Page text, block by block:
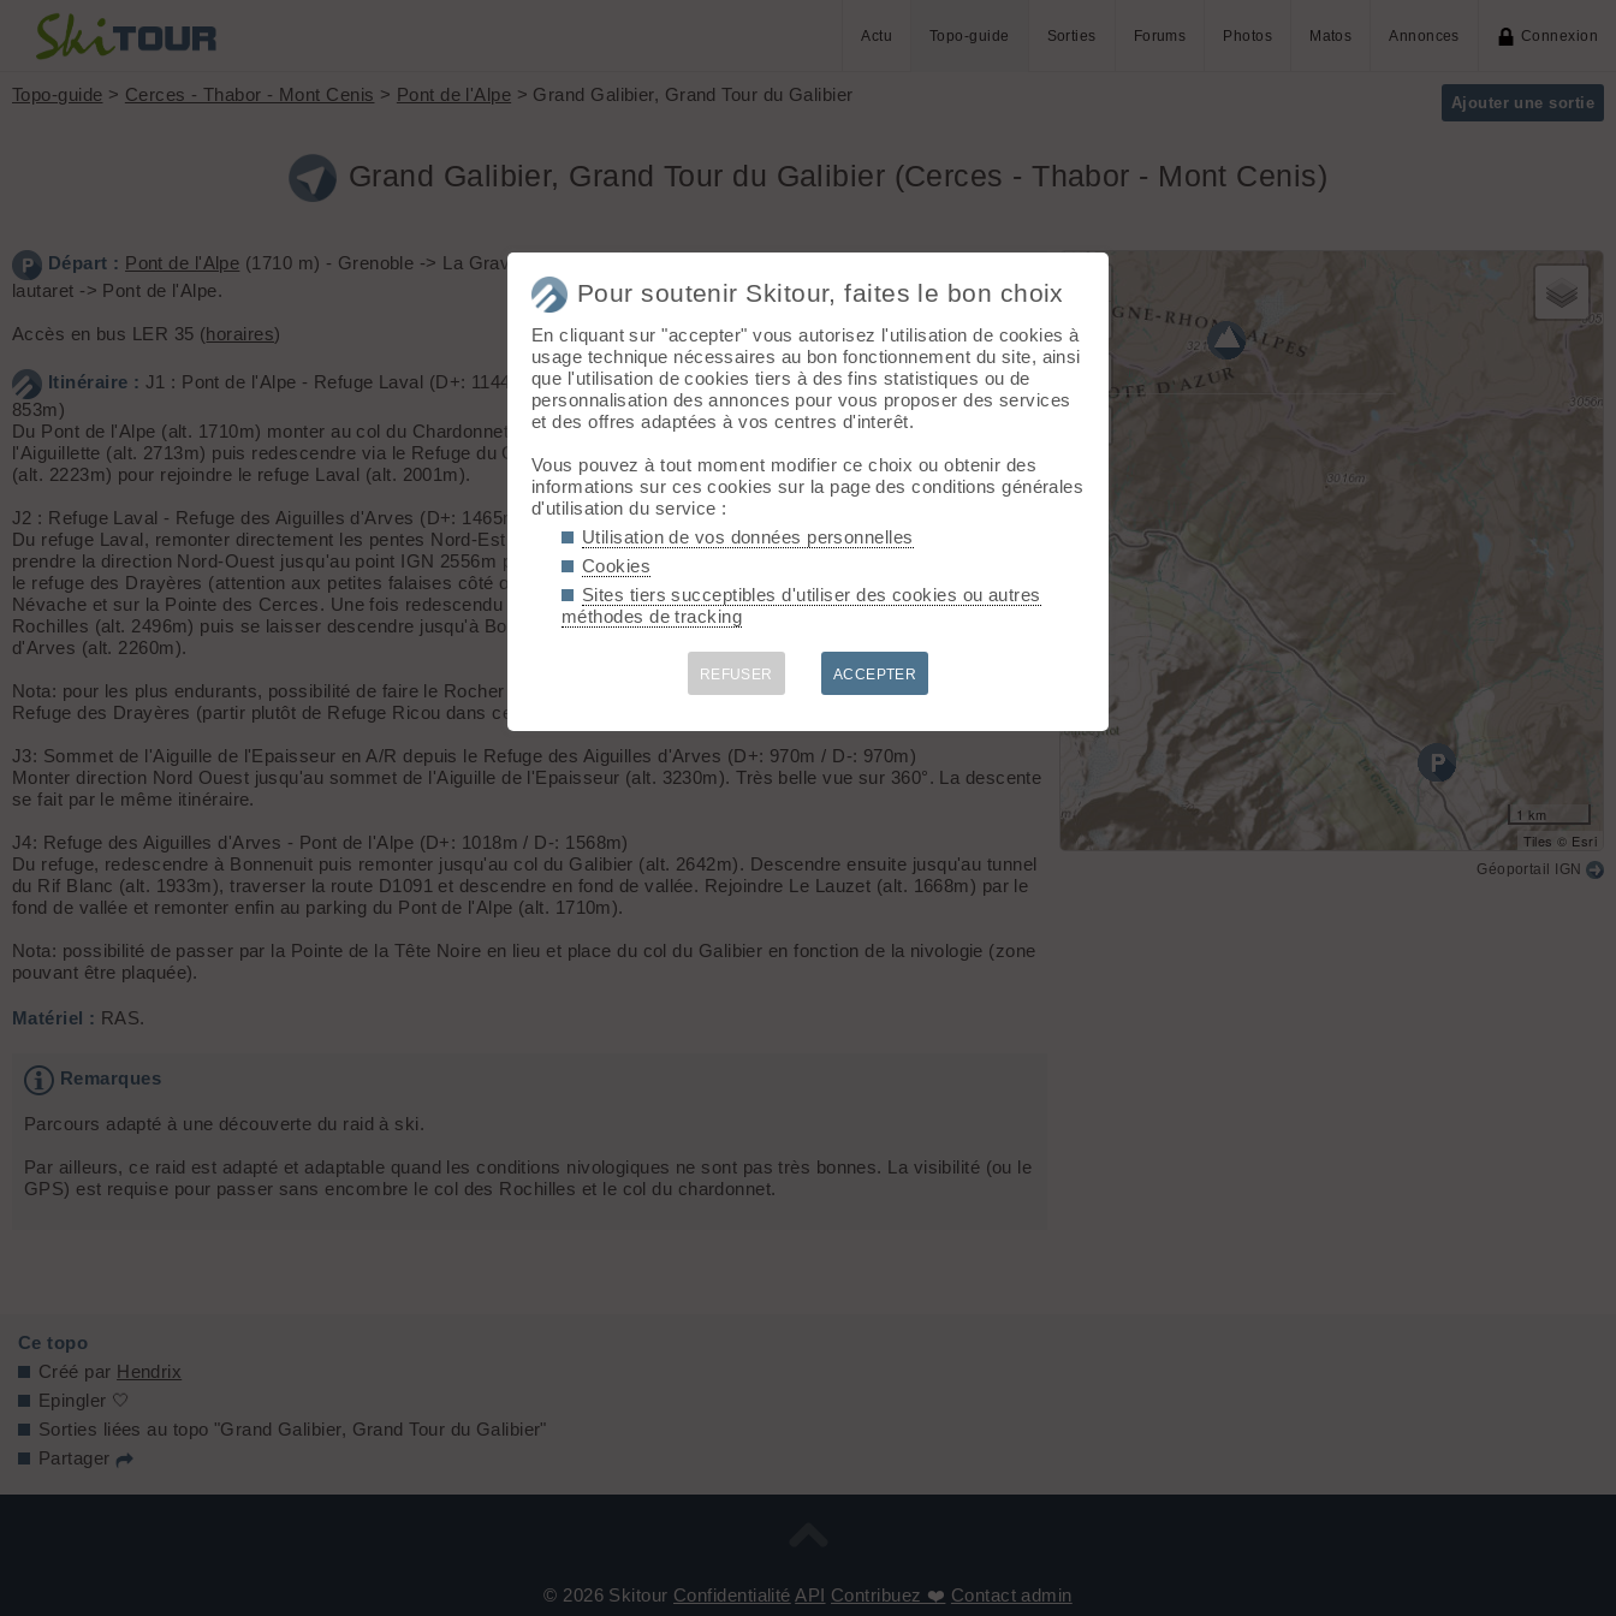
Actu Topo-guide Sorties Forums Photos Matos Annonces Connexion
Ajouter une sortie
Topo-guide > Cerces - Thabor - Mont Cenis > Pont de l'Alpe > Grand Galibier, Grand Tour du Galibier
Grand Galibier, Grand Tour du Galibier (Cerces - Thabor - Mont Cenis)
Sommet :
Grand Galibier (3228 m)
Dénivelé :
4597 m.
Difficulté de montée : R
Difficulté ski :2.2 E1
Pente : 30° max
Départ : Pont de l'Alpe (1710 m) - Grenoble -> La Grave -> Col du
lautaret -> Pont de l'Alpe.
Accès en bus LER 35 (horaires)
Itinéraire : J1 : Pont de l'Alpe - Refuge Laval (D+: 1144m / D-:
853m)
Du Pont de l'Alpe (alt. 1710m) monter au col du Chardonnet via le col de
l'Aiguillette (alt. 2713m) puis redescendre via le Refuge du Chardonnet
(alt. 2223m) pour rejoindre le refuge Laval (alt. 2001m).
J2 : Refuge Laval - Refuge des Aiguilles d'Arves (D+: 1465m / D-: 1206m)
Du refuge Laval, remonter directement les pentes Nord-Est en direction du Planiaud. Sur le replat (point IGN 2280m),
prendre la direction Nord-Ouest jusqu'au point IGN 2556m puis redescendre direction Nord-Ouest en visant le lac long puis
le refuge des Drayères (attention aux petites falaises côté ouest). Belle vue en balcon sur la partie haute de la vallée de
Névache et sur la Pointe des Cerces. Une fois redescendu au refuge des Drayères (alt. 2180m), remonter au col des
Rochilles (alt. 2496m) puis se laisser descendre jusqu'à Bonnenuit (alt. 1666m). Remonter enfin au Refuge des Aiguilles
d'Arves (alt. 2260m).
Nota: pour les plus endurants, possibilité de faire le Rocher de la Grande Tempête et de redescendre directement sur le
Refuge des Drayères (partir plutôt de Refuge Ricou dans ce cas).
J3: Sommet de l'Aiguille de l'Epaisseur en A/R depuis le Refuge des Aiguilles d'Arves (D+: 970m / D-: 970m)
Monter direction Nord Ouest jusqu'au sommet de l'Aiguille de l'Epaisseur (alt. 3230m). Très belle vue sur 360°. La descente
se fait par le même itinéraire.
J4: Refuge des Aiguilles d'Arves - Pont de l'Alpe (D+: 1018m / D-: 1568m)
Du refuge, redescendre à Bonnenuit puis remonter jusqu'au col du Galibier (alt. 2642m). Descendre ensuite jusqu'au tunnel
du Rif Blanc (alt. 1933m), traverser la route D1091 et descendre en fond de vallée. Rejoindre Le Lauzet (alt. 1668m) par le
fond de vallée et remonter enfin au parking du Pont de l'Alpe (alt. 1710m).
Nota: possibilité de passer par la Pointe de la Tête Noire en lieu et place du col du Galibier en fonction de la nivologie (zone
pouvant être plaquée).
Matériel : RAS.
Remarques
Parcours adapté à une découverte du raid à ski.
Par ailleurs, ce raid est adapté et adaptable quand les conditions nivologiques ne sont pas très bonnes. La visibilité (ou le
GPS) est requise pour passer sans encombre le col des Rochilles et le col du chardonnet.
1 km
Tiles © Esri
Géoportail IGN
Ce topo
Créé par Hendrix
Epingler 🤍
Sorties liées au topo "Grand Galibier, Grand Tour du Galibier"
Partager
© 2026 Skitour Confidentialité API Contribuez ❤️ Contact admin
Pour soutenir Skitour, faites le bon choix
En cliquant sur "accepter" vous autorisez l'utilisation de cookies à
usage technique nécessaires au bon fonctionnement du site, ainsi
que l'utilisation de cookies tiers à des fins statistiques ou de
personnalisation des annonces pour vous proposer des services
et des offres adaptées à vos centres d'interêt.
Vous pouvez à tout moment modifier ce choix ou obtenir des
informations sur ces cookies sur la page des conditions générales
d'utilisation du service :
Utilisation de vos données personnelles
Cookies
Sites tiers succeptibles d'utiliser des cookies ou autres
méthodes de tracking
REFUSER ACCEPTER